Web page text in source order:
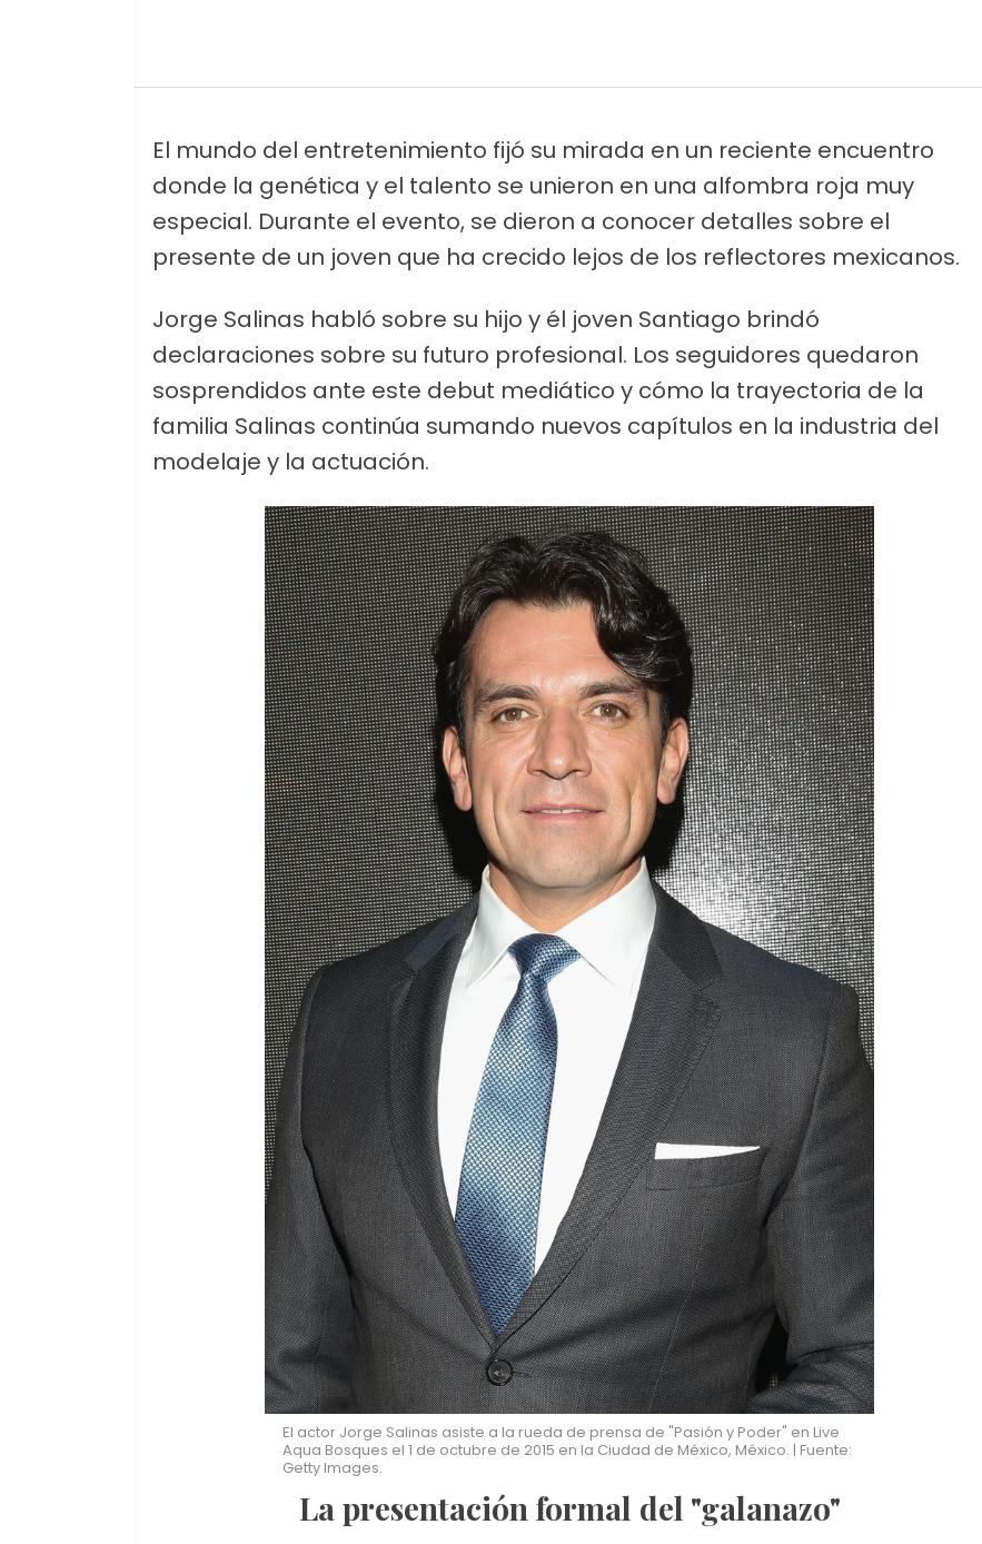
El mundo del entretenimiento fijó su mirada en un reciente encuentro
donde la genética y el talento se unieron en una alfombra roja muy
especial. Durante el evento, se dieron a conocer detalles sobre el
presente de un joven que ha crecido lejos de los reflectores mexicanos.
Jorge Salinas habló sobre su hijo y él joven Santiago brindó
declaraciones sobre su futuro profesional. Los seguidores quedaron
sosprendidos ante este debut mediático y cómo la trayectoria de la
familia Salinas continúa sumando nuevos capítulos en la industria del
modelaje y la actuación.
El actor Jorge Salinas asiste a la rueda de prensa de "Pasión y Poder" en Live
Aqua Bosques el 1 de octubre de 2015 en la Ciudad de México, México. | Fuente:
Getty Images.
La presentación formal del "galanazo"